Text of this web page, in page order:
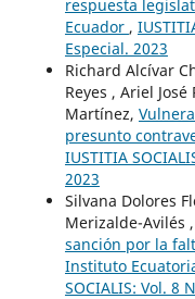
respuesta
Ecuador ,
Especial. 2023
Richard Alcívar
Reyes , Ariel
Martínez,
presunto
IUSTITIA
2023
Silvana Dolores
Merizalde-Avilés
sanción por la
Instituto
SOCIALIS: Vol. 8